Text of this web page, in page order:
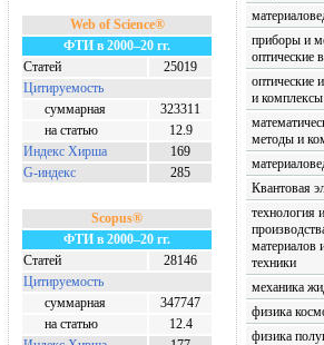
Web of Science®
ФТИ в 2000–20 гг.
Статей
25019
Цитируемость
суммарная
323311
на статью
12.9
Индекс Хирша
169
G-индекс
285
Scopus®
ФТИ в 2000–20 гг.
Статей
28146
Цитируемость
суммарная
347747
на статью
12.4
приборы и
оптические
оптические
и комплексы
методы и
Квантовая
технология
материалов
техники
механика
физика
физика